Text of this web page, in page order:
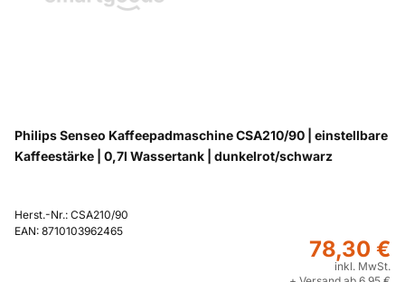
Philips Senseo Kaffeepadmaschine CSA210/90 | einstellbare
Kaffeestärke | 0,7l Wassertank | dunkelrot/schwarz
Herst.-Nr.: CSA210/90
EAN: 8710103962465
78,30 €
inkl. MwSt.